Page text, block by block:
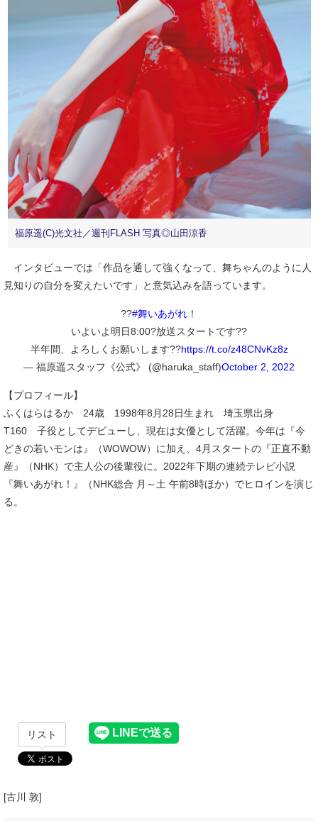
福原遥(C)光文社／週刊FLASH 写真◎山田涼香
インタビューでは「作品を通して強くなって、舞ちゃんのように人
見知りの自分を変えたいです」と意気込みを語っています。
??#舞いあがれ ！
いよいよ明日8:00?放送スタートです??
半年間、よろしくお願いします??https://t.co/z48CNvKz8z
— 福原遥スタッフ《公式》 (@haruka_staff)October 2, 2022
【プロフィール】
ふくはらはるか 24歳 1998年8月28日生まれ 埼玉県出身
T160 子役としてデビューし、現在は女優として活躍。今年は『今
どきの若いモンは』（WOWOW）に加え、4月スタートの『正直不動
産』（NHK）で主人公の後輩役に。2022年下期の連続テレビ小説
『舞いあがれ！』（NHK総合 月～土 午前8時ほか）でヒロインを演じ
る。
リスト
[古川 敦]